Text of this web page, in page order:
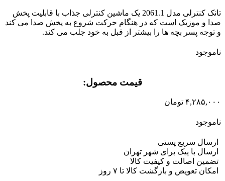
تانک کنترلی مدل 2061.1 یک ماشین کنترلی جذاب با قابلیت پخش
صدا و موزیک است که در هنگام حرکت شروع به پخش صدا می کند
و توجه پسر بچه ها را بیشتر از قبل به خود جلب می کند.
ناموجود
قیمت محصول:​
۴,۲۸۵,۰۰۰ تومان
ناموجود
ارسال سریع پستی
ارسال با پیک برای شهر تهران
تضمین اصالت و کیفیت کالا
امکان تعویض و بازگشت کالا تا ۷ روز